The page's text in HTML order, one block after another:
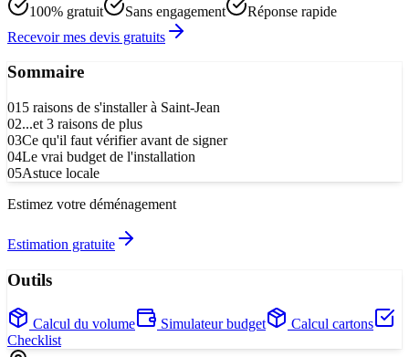
100% gratuit Sans engagement
Réponse rapide
Recevoir mes devis gratuits
Sommaire
01 5 raisons de s'installer à Saint-Jean
02...et 3 raisons de plus
03Ce qu'il faut vérifier avant de signer
04Le vrai budget de l'installation
05Astuce locale
Estimez votre déménagement
Estimation gratuite
Outils
Calcul du volume Simulateur budget
Calcul cartons
Checklist